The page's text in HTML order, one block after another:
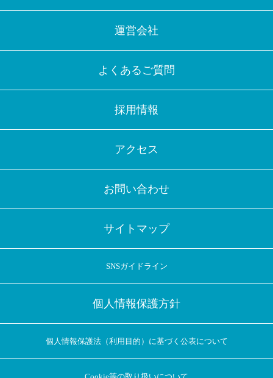
運営会社
よくあるご質問
採用情報
アクセス
お問い合わせ
サイトマップ
SNSガイドライン
個人情報保護方針
個人情報保護法（利用目的）に基づく公表について